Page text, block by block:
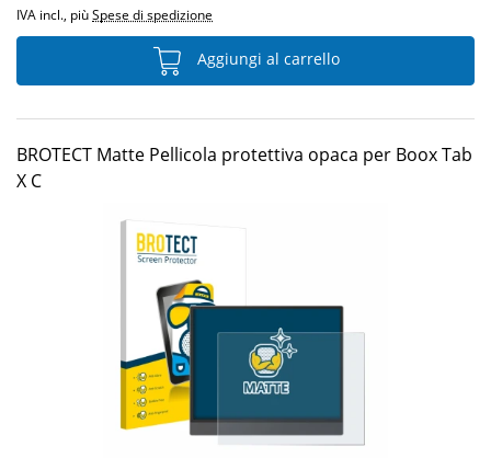
IVA incl., piùSpese di spedizione
Aggiungi al carrello
BROTECT Matte Pellicola protettiva opaca per Boox Tab
X C